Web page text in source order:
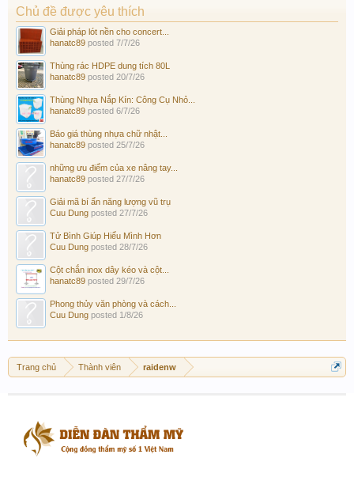
Chủ đề được yêu thích
Giải pháp lót nền cho concert...
hanatc89 posted 7/7/26
Thùng rác HDPE dung tích 80L
hanatc89 posted 20/7/26
Thùng Nhựa Nắp Kín: Công Cụ Nhỏ...
hanatc89 posted 6/7/26
Báo giá thùng nhựa chữ nhật...
hanatc89 posted 25/7/26
những ưu điểm của xe nâng tay...
hanatc89 posted 27/7/26
Giải mã bí ẩn năng lượng vũ trụ
Cuu Dung posted 27/7/26
Tử Bình Giúp Hiểu Mình Hơn
Cuu Dung posted 28/7/26
Cột chắn inox dây kéo và cột...
hanatc89 posted 29/7/26
Phong thủy văn phòng và cách...
Cuu Dung posted 1/8/26
Trang chủ Thành viên raidenw